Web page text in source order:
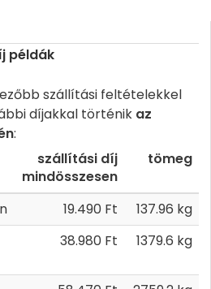
példák
szállítási feltételekkel
díjakkal történik az
:
szállítási díj
mindösszesen
tömeg
19.490 Ft
137.96 kg
38.980 Ft 1379.6 kg